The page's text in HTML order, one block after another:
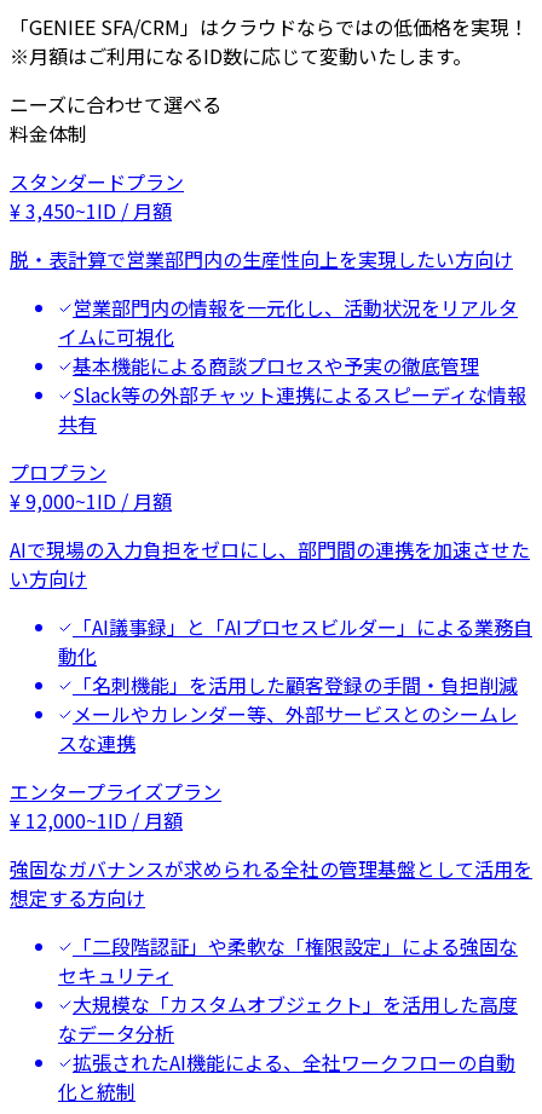
「GENIEE SFA/CRM」はクラウドならではの低価格を実現！
※月額はご利用になるID数に応じて変動いたします。
ニーズに合わせて選べる
料金体制
スタンダードプラン
¥3,450~1ID / 月額
脱・表計算で営業部門内の生産性向上を実現したい方向け
営業部門内の情報を一元化し、活動状況をリアルタ
イムに可視化
基本機能による商談プロセスや予実の徹底管理
Slack等の外部チャット連携によるスピーディな情報
共有
プロプラン
¥9,000~1ID / 月額
AIで現場の入力負担をゼロにし、部門間の連携を加速させた
い方向け
「AI議事録」と「AIプロセスビルダー」による業務自
動化
「名刺機能」を活用した顧客登録の手間・負担削減
メールやカレンダー等、外部サービスとのシームレ
スな連携
エンタープライズプラン
¥ 12,000~1ID / 月額
強固なガバナンスが求められる全社の管理基盤として活用を
想定する方向け
「二段階認証」や柔軟な「権限設定」による強固な
セキュリティ
大規模な「カスタムオブジェクト」を活用した高度
なデータ分析
拡張されたAI機能による、全社ワークフローの自動
化と統制